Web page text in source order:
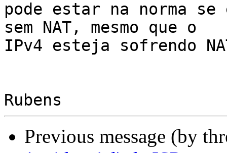
pode estar na norma
sem NAT, mesmo que o
IPv4 esteja sofrendo
Previous message (by